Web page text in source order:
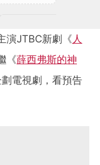
演JTBC新劇《 人
《薛西弗斯的神
電視劇，看預告